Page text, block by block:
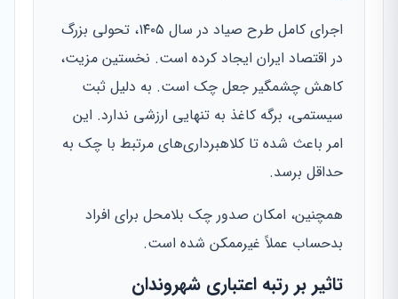
اجرای کامل طرح صیاد در سال ۱۴۰۵، تحولی بزرگ
در اقتصاد ایران ایجاد کرده است. نخستین مزیت،
کاهش چشمگیر جعل چک است. به دلیل ثبت
سیستمی، برگه کاغذ به تنهایی ارزشی ندارد. این
امر باعث شده تا کلاهبرداری‌های مرتبط با چک به
حداقل برسد.
همچنین، امکان صدور چک بلامحل برای افراد
بدحساب عملاً غیرممکن شده است.
تاثیر بر رتبه اعتباری شهروندان